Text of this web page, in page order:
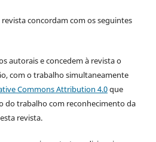
concordam com os seguintes
autorais e concedem à revista o
com o trabalho simultaneamente
Commons Attribution 4.0que
do trabalho com reconhecimento da
revista.